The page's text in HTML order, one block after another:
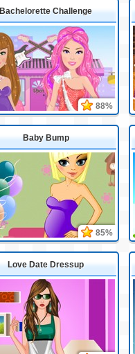
Bachelorette Challenge
88%
Baby Bump
85%
Love Date Dressup